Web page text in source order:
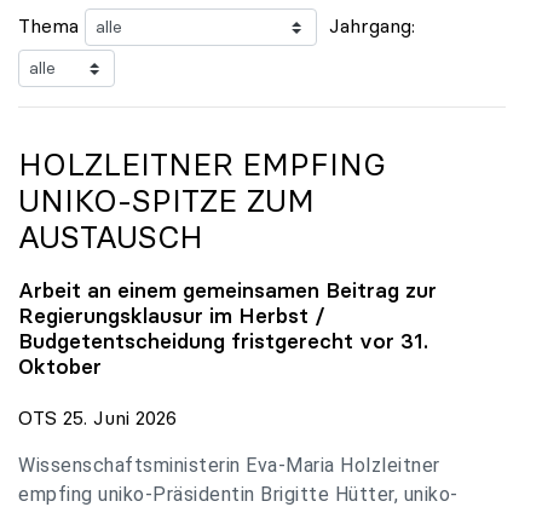
Thema Jahrgang:
HOLZLEITNER EMPFING
UNIKO-SPITZE ZUM
AUSTAUSCH
Arbeit an einem gemeinsamen Beitrag zur
Regierungsklausur im Herbst /
Budgetentscheidung fristgerecht vor 31.
Oktober
OTS 25. Juni 2026
Wissenschaftsministerin Eva-Maria Holzleitner
empfing uniko-Präsidentin Brigitte Hütter, uniko-